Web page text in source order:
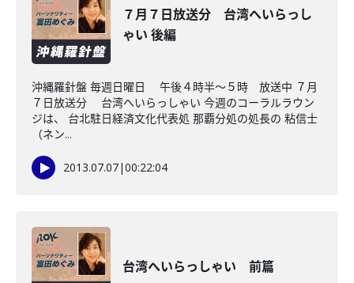
７月７日放送分 台湾へいらっし
ゃい 後編
沖縄羅針盤 毎週日曜日 午後４時半～５時 放送中 ７月
７日放送分 台湾へいらっしゃい 今週のコーラルラウン
ジは、 台北駐日経済文化代表処 那覇分処の処長の 粘信士
（ネン...
2013.07.07|00:22:04
台湾へいらっしゃい 前篇